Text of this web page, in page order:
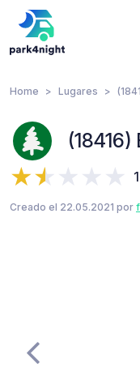
Home Lugares
Creado el 22.05.2021 por